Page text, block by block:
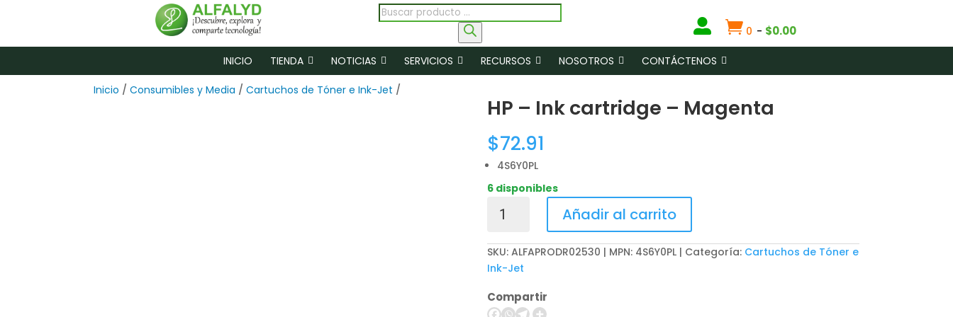
Búsqueda
productos
  0 - $0.00
INICIO TIENDA NOTICIAS SERVICIOS RECURSOS NOSOTROS CONTÁCTENOS
Inicio / Consumibles y Media / Cartuchos de Tóner e Ink-Jet /
HP – Ink cartridge – Magenta
$72.91
4S6Y0PL
6 disponibles
cartridge
-
cantidad
Añadir al carrito
SKU: ALFAPRODR02530 | MPN: 4S6Y0PL Categoría: Cartuchos de Tóner e
Ink-Jet
Compartir